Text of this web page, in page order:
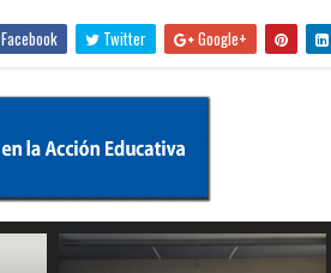
Facebook Twitter Google+